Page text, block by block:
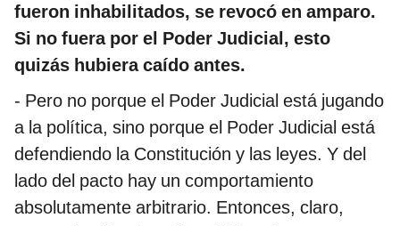
fueron inhabilitados, se revocó en amparo.
Si no fuera por el Poder Judicial, esto
quizás hubiera caído antes.
- Pero no porque el Poder Judicial está jugando
a la política, sino porque el Poder Judicial está
defendiendo la Constitución y las leyes. Y del
lado del pacto hay un comportamiento
absolutamente arbitrario. Entonces, claro,